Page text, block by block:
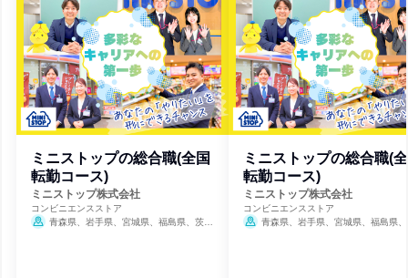
ミニストップの総合職(全国
転勤コース)
ミニストップ株式会社
コンビニエンスストア
青森県、岩手県、宮城県、福島県、茨城
ミニストップの総合職(
転勤コース)
ミニストップ株式会社
コンビニエンスストア
青森県、岩手県、宮城県、福島県